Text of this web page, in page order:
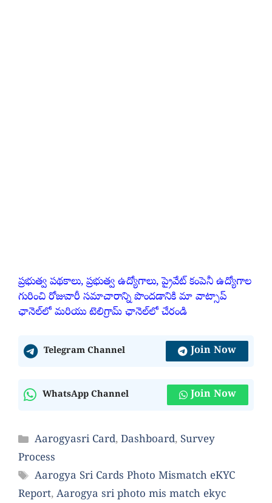
ప్రభుత్వ పథకాలు, ప్రభుత్వ ఉద్యోగాలు, ప్రైవేట్ కంపెనీ ఉద్యోగాల
గురించి రోజువారీ సమాచారాన్ని పొందడానికి మా వాట్సాప్
ఛానెల్‌లో మరియు టెలిగ్రామ్ ఛానెల్‌లో చేరండి
Telegram Channel Join Now
WhatsApp Channel Join Now
Categories
Aarogyasri Card,Dashboard, Survey
Process
Tags
Aarogya Sri Cards Photo Mismatch eKYC
Report, Aarogya sri photo mis match ekyc